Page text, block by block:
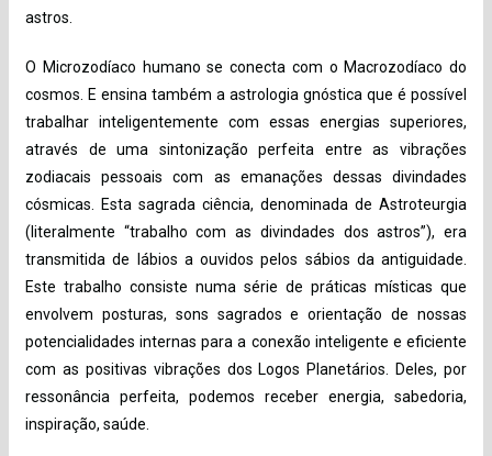
astros.
O Microzodíaco humano se conecta com o Macrozodíaco do
cosmos. E ensina também a astrologia gnóstica que é possível
trabalhar inteligentemente com essas energias superiores,
através de uma sintonização perfeita entre as vibrações
zodiacais pessoais com as emanações dessas divindades
cósmicas. Esta sagrada ciência, denominada de Astroteurgia
(literalmente “trabalho com as divindades dos astros”), era
transmitida de lábios a ouvidos pelos sábios da antiguidade.
Este trabalho consiste numa série de práticas místicas que
envolvem posturas, sons sagrados e orientação de nossas
potencialidades internas para a conexão inteligente e eficiente
com as positivas vibrações dos Logos Planetários. Deles, por
ressonância perfeita, podemos receber energia, sabedoria,
inspiração, saúde.